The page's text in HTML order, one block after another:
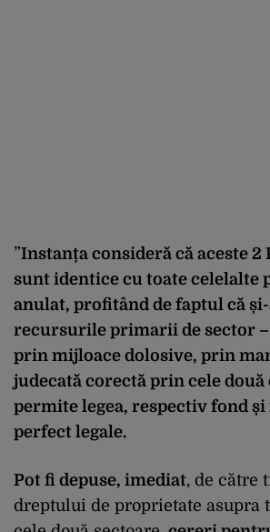
”Instanța consideră că aceste 2
sunt identice cu toate celelalte
anulat, profitând de faptul că
recursurile primarii de sector
prin mijloace dolosive, prin
judecată corectă prin cele două
permite legea, respectiv fond
perfect legale.
Pot fi depuse, imediat, de către
dreptului de proprietate